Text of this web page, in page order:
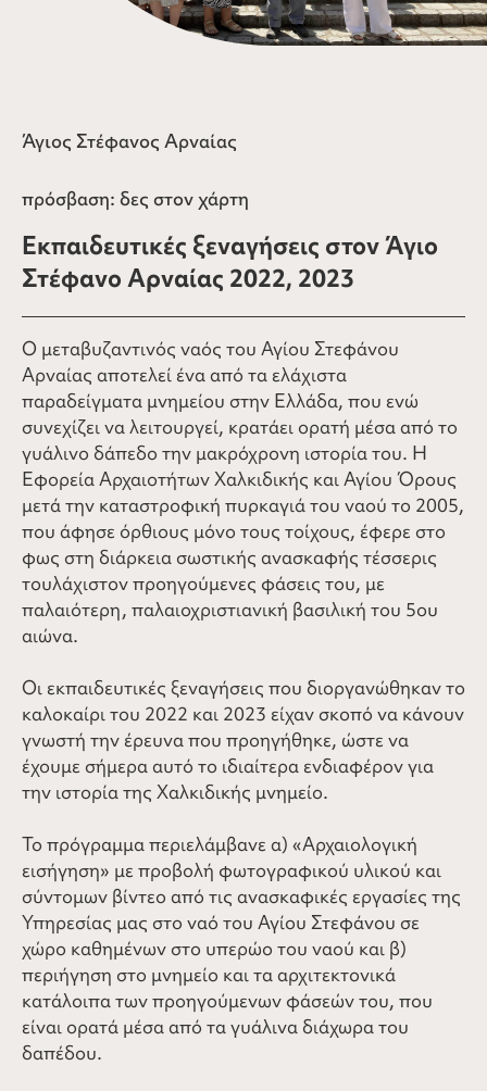
Άγιος Στέφανος Αρναίας
πρόσβαση: δες στον χάρτη
Εκπαιδευτικές ξεναγήσεις στον Άγιο
Στέφανο Αρναίας 2022, 2023
Ο μεταβυζαντινός ναός του Αγίου Στεφάνου
Αρναίας αποτελεί ένα από τα ελάχιστα
παραδείγματα μνημείου στην Ελλάδα, που ενώ
συνεχίζει να λειτουργεί, κρατάει ορατή μέσα από το
γυάλινο δάπεδο την μακρόχρονη ιστορία του. Η
Εφορεία Αρχαιοτήτων Χαλκιδικής και Αγίου Όρους
μετά την καταστροφική πυρκαγιά του ναού το 2005,
που άφησε όρθιους μόνο τους τοίχους, έφερε στο
φως στη διάρκεια σωστικής ανασκαφής τέσσερις
τουλάχιστον προηγούμενες φάσεις του, με
παλαιότερη, παλαιοχριστιανική βασιλική του 5ου
αιώνα.
Οι εκπαιδευτικές ξεναγήσεις που διοργανώθηκαν το
καλοκαίρι του 2022 και 2023 είχαν σκοπό να κάνουν
γνωστή την έρευνα που προηγήθηκε, ώστε να
έχουμε σήμερα αυτό το ιδιαίτερα ενδιαφέρον για
την ιστορία της Χαλκιδικής μνημείο.
Το πρόγραμμα περιελάμβανε α) «Αρχαιολογική
εισήγηση» με προβολή φωτογραφικού υλικού και
σύντομων βίντεο από τις ανασκαφικές εργασίες της
Υπηρεσίας μας στο ναό του Αγίου Στεφάνου σε
χώρο καθημένων στο υπερώο του ναού και β)
περιήγηση στο μνημείο και τα αρχιτεκτονικά
κατάλοιπα των προηγούμενων φάσεών του, που
είναι ορατά μέσα από τα γυάλινα διάχωρα του
δαπέδου.